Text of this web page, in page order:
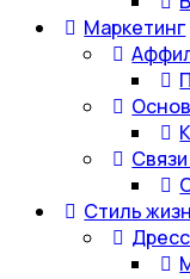
Маркетинг
Стиль